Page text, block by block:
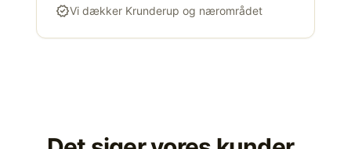
verifiedVi dækker Krunderup og nærområdet